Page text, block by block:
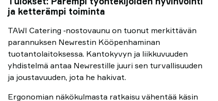
ja ketterämpi toiminta
TAWI Catering ‑nostovaunu on tuonut merkittävän
parannuksen Newrestin Kööpenhaminan
tuotantolaitoksessa. Kantokyvyn ja liikkuvuuden
yhdistelmä antaa Newrestille juuri sen turvallisuuden
ja joustavuuden, jota he hakivat.
Ergonomian näkökulmasta ratkaisu vähentää käsin